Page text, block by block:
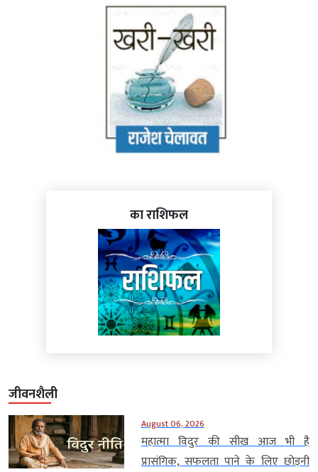
का राशिफल
जीवनशैली
August 06, 2026
महात्मा विदुर की सीख आज भी है
प्रासंगिक, सफलता पाने के लिए छोड़नी